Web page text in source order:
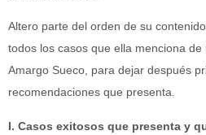
Altero parte del orden de su
todos los casos que ella menciona
Amargo Sueco, para dejar después
recomendaciones que presenta.
I. Casos exitosos que presenta y